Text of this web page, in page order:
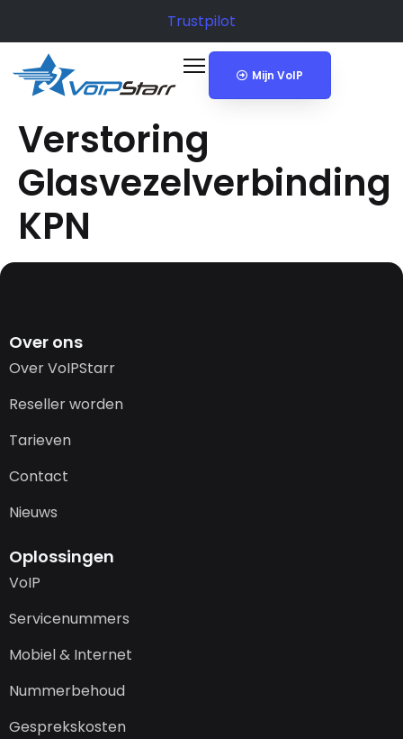
Trustpilot
Mijn VoIP
Verstoring
Glasvezelverbinding
KPN
Over ons
Over VoIPStarr
Reseller worden
Tarieven
Contact
Nieuws
Oplossingen
VoIP
Servicenummers
Mobiel & Internet
Nummerbehoud
Gesprekskosten